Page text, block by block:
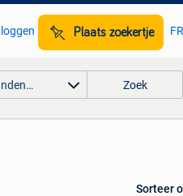
Plaats zoekertje FR
Zoek
Sorteer